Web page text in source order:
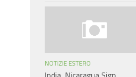
NOTIZIE ESTERO